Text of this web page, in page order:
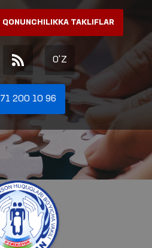
QONUNCHILIKKA TAKLIFLAR
O'Z
71 200 10 96